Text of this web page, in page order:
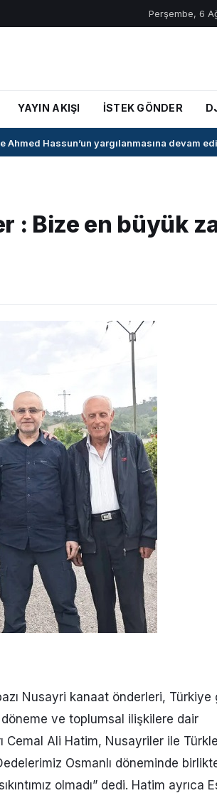
Perşembe, 6
YAYIN AKIŞI İSTEK GÖNDER
Hassun’un yargılanmasına devam
: Bize en büyük
Nusayri kanaat önderleri, Türkiye
döneme ve toplumsal ilişkilere dair
Ali Hatim, Nusayriler ile
Osmanlı döneminde
olmadı” dedi. Hatim ayrıca